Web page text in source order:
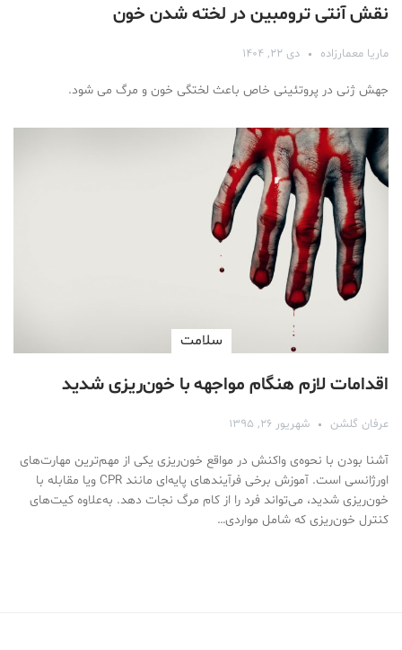
نقش آنتی ترومبین در لخته شدن خون
ماریا معمارزاده دی ۲۲, ۱۴۰۴
جهش ژنی در پروتئینی خاص باعث لختگی خون و مرگ می شود.
سلامت
اقدامات لازم هنگام مواجهه با خون‌ریزی شدید
عرفان گلشن شهریور ۲۶, ۱۳۹۵
آشنا بودن با نحوه‌ی واکنش در مواقع خون‌ریزی یکی از مهم‌ترین مهارت‌های
اورژانسی است. آموزش برخی فرآیندهای پایه‌ای مانند CPR ویا مقابله با
خون‌ریزی شدید، می‌تواند فرد را از کام مرگ نجات دهد. به‌علاوه کیت‌های
کنترل خون‌ریزی که شامل مواردی…